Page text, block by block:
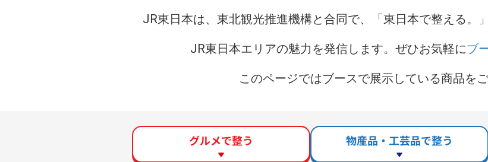
JR東日本は、東北観光推進機構と合同で、「東日本で整える。
JR東日本エリアの魅力を発信します。ぜひお気軽にブ
このページではブースで展示している商品をご
グルメで整う 物産品・工芸品で整う